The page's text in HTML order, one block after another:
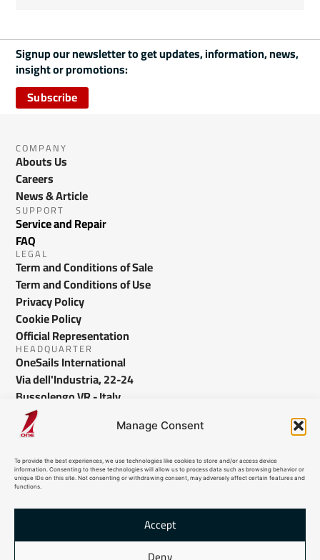
Manage Consent
To provide the best experiences, we use technologies like cookies to store and/or access device
information. Consenting to these technologies will allow us to process data such as browsing behavior or
unique IDs on this site. Not consenting or withdrawing consent, may adversely affect certain features and
functions.
Accept
Signup our newsletter to get updates, information, news,
insight or promotions:
Subscribe
COMPANY
Abouts Us
Careers
News & Article
SUPPORT
Service and Repair
FAQ
LEGAL
Term and Conditions of Sale
Term and Conditions of Use
Privacy Policy
Cookie Policy
Official Representation
HEADQUARTER
OneSails International
Via dell'Industria, 22-24
Bussolengo VR - Italy
info@onesails.com
© 2026 OneSails. All Rights Reserved. Site developed by: